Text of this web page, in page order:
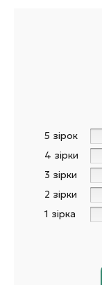
5 зірок
4 зірки
3 зірки
2 зірки
1 зірка